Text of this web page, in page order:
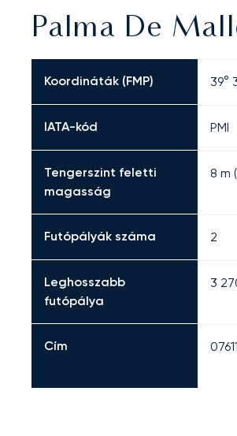
Palma De
Koordináták (FMP) 39°
IATA-kód PMI
Tengerszint feletti
magasság
8 m
Futópályák száma 2
Leghosszabb
futópálya
3
Cím